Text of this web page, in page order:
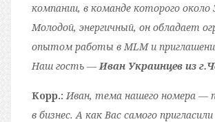
компании, в команде которого около
Молодой, энергичный, он обладает
опытом работы в MLM и
Наш гость — Иван Украинцев из
Корр.: Иван, тема нашего номера —
в бизнес. А как Вас самого